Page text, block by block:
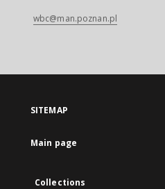
wbc@man.poznan.pl
SITEMAP
Main page
Collections